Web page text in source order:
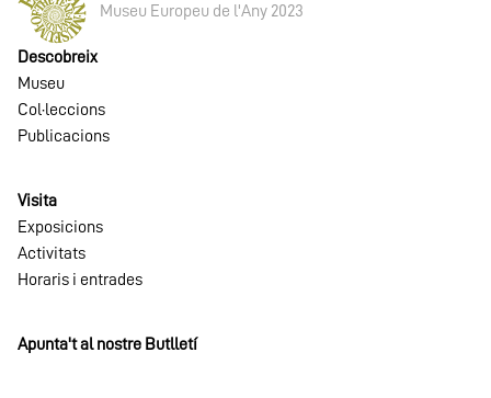
Museu Europeu de l'Any 2023
Descobreix
Museu
Col·leccions
Publicacions
Visita
Exposicions
Activitats
Horaris i entrades
Apunta't al nostre Butlletí